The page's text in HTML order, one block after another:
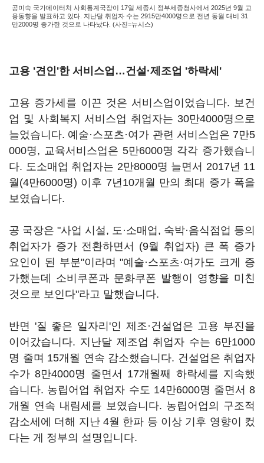
공미숙 국가데이터처 사회통계국장이 17일 세종시 정부세종청사에서 2025년 9월 고
용동향을 발표하고 있다. 지난달 취업자 수는 2915만4000명으로 전년 동월 대비 31
만2000명 증가한 것으로 나타났다. (사진=뉴시스)
고용 '견인'한 서비스업…건설·제조업 '하락세'
고용 증가세를 이끈 것은 서비스업이었습니다. 보건
업 및 사회복지 서비스업 취업자는 30만4000명으로
늘었습니다. 예술·스포츠·여가 관련 서비스업은 7만5
000명, 교육서비스업은 5만6000명 각각 증가했습니
다. 도소매업 취업자는 2만8000명 늘면서 2017년 11
월(4만6000명) 이후 7년10개월 만의 최대 증가 폭을
보였습니다.
공 국장은 "사업 시설, 도·소매업, 숙박·음식점업 등의
취업자가 증가 전환하면서 (9월 취업자) 큰 폭 증가
요인이 된 부분"이라며 "예술·스포츠·여가도 크게 증
가했는데 소비쿠폰과 문화쿠폰 발행이 영향을 미친
것으로 보인다"라고 말했습니다.
반면 '질 좋은 일자리'인 제조·건설업은 고용 부진을
이어갔습니다. 지난달 제조업 취업자 수는 6만1000
명 줄며 15개월 연속 감소했습니다. 건설업은 취업자
수가 8만4000명 줄면서 17개월째 하락세를 지속했
습니다. 농립어업 취업자 수도 14만6000명 줄면서 8
개월 연속 내림세를 보였습니다. 농립어업의 구조적
감소세에 더해 지난 4월 한파 등 이상 기후 영향이 컸
다는 게 정부의 설명입니다.